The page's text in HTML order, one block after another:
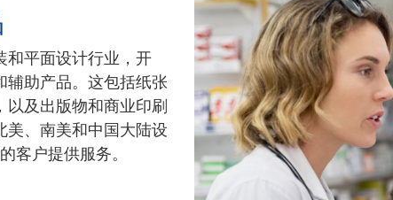
和平面设计行业，开
辅助产品。这包括纸张
以及出版物和商业印刷
美、南美和中国大陆设
客户提供服务。